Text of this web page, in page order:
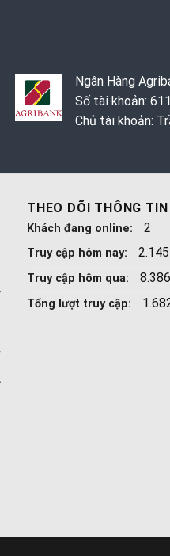
Ngân Hàng
Số tài khoản:
Chủ tài khoản:
THEO DÕI THÔNG TIN
Khách đang online: 2
Truy cập hôm nay: 2.145
Truy cập hôm qua: 8.386
Tổng lượt truy cập: